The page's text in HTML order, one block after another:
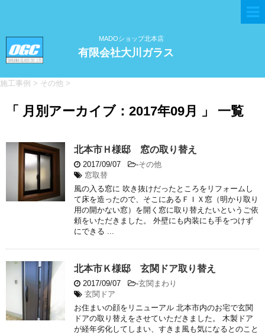
MADOショップ北本店
有限会社大川ガラス
施工事例 > その他 >
「 月別アーカイブ：2017年09月 」 一覧
北本市Ｈ様邸 窓の取り替え
2017/09/07 -その他
窓取替
風の入る窓に 吹き抜けだったところをリフォームし
て床を造ったので、そこにあるＦＩＸ窓（明かり取り
用の開かない窓）を開く窓に取り替えたいというご依
頼をいただきました。 外壁にも内装にも手をつけず
にできる ...
北本市Ｋ様邸 玄関ドア取り替え
2017/09/07 -玄関まわり
玄関ドア
お住まいの顔をリニューアル 北本市内のお宅で玄関
ドアの取り替えをさせていただきました。 木製ドア
が経年劣化してしまい、すきま風も気になるとのこと